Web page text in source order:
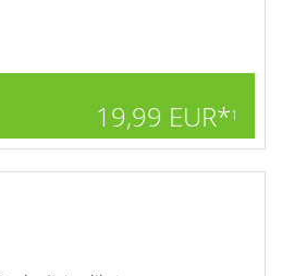
19,99 EUR*1